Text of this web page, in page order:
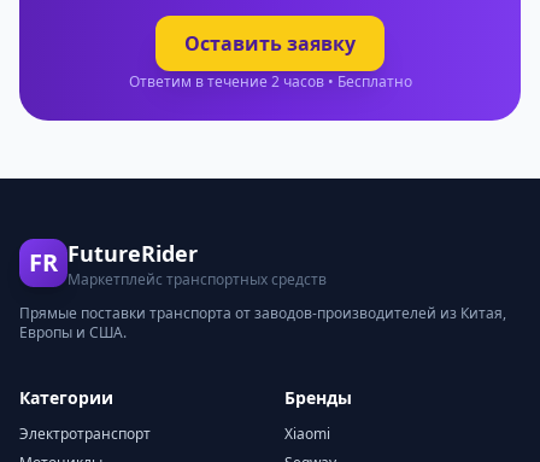
Оставить заявку
Ответим в течение 2 часов • Бесплатно
FR FutureRider
Маркетплейс транспортных средств
Прямые поставки транспорта от заводов-производителей из Китая,
Европы и США.
Категории
Электротранспорт
Бренды
Xiaomi